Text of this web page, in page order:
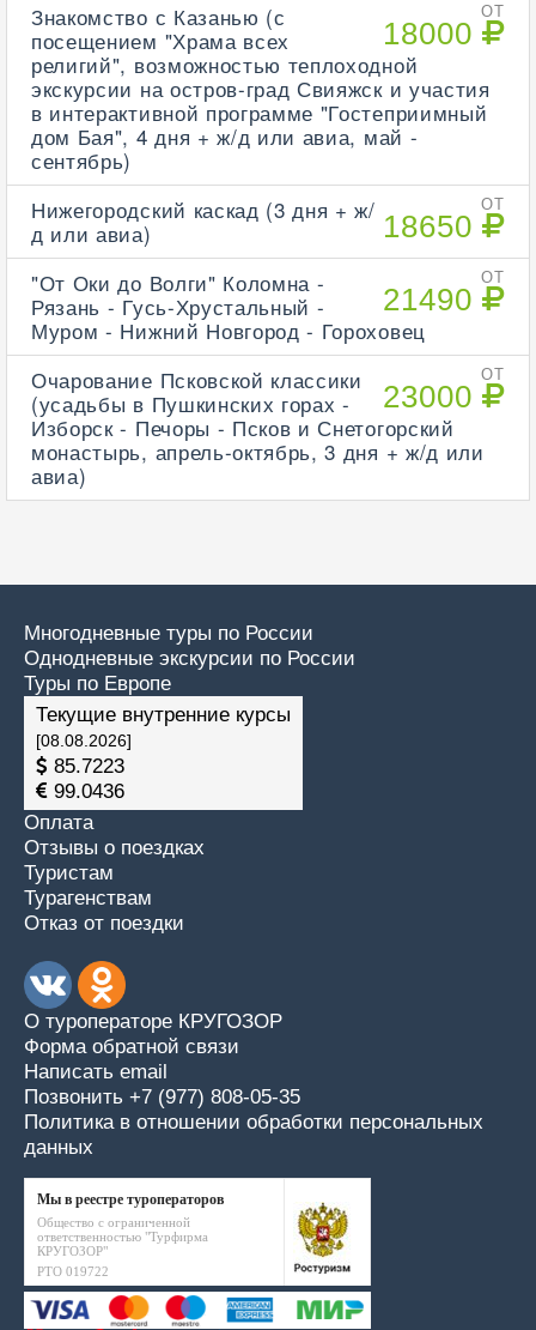
ОТ
18000
Знакомство с Казанью (с
посещением "Храма всех
религий", возможностью теплоходной
экскурсии на остров-град Свияжск и участия
в интерактивной программе "Гостеприимный
дом Бая", 4 дня + ж/д или авиа, май -
сентябрь)
ОТ
18650
Нижегородский каскад (3 дня + ж/
д или авиа)
ОТ
21490
"От Оки до Волги" Коломна -
Рязань - Гусь-Хрустальный -
Муром - Нижний Новгород - Гороховец
ОТ
23000
Очарование Псковской классики
(усадьбы в Пушкинских горах -
Изборск - Печоры - Псков и Снетогорский
монастырь, апрель-октябрь, 3 дня + ж/д или
авиа)
Многодневные туры по России
Однодневные экскурсии по России
Туры по Европе
Текущие внутренние курсы
[08.08.2026]
85.7223
99.0436
Оплата
Отзывы о поездках
Туристам
Турагенствам
Отказ от поездки
О туроператоре КРУГОЗОР
Форма обратной связи
Написать email
Позвонить +7 (977) 808-05-35
Политика в отношении обработки персональных
данных
Мы в реестре туроператоров
Общество с ограниченной
ответственностью "Турфирма
КРУГОЗОР"
РТО 019722